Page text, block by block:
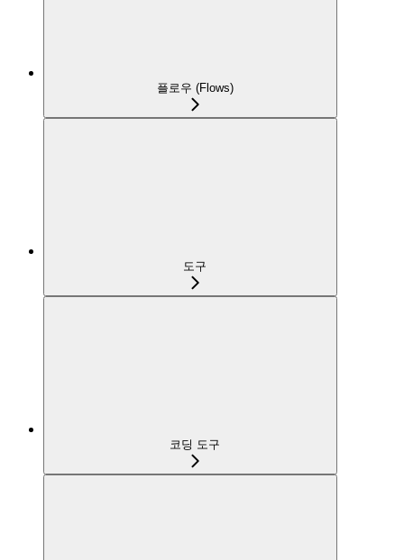
플로우 (Flows)
도구
코딩 도구